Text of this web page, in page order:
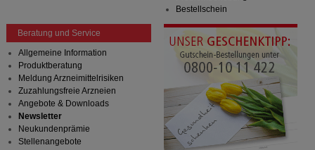
Bestellschein
Beratung und Service
Allgemeine Information
Produktberatung
Meldung Arzneimittelrisiken
Zuzahlungsfreie Arzneien
Angebote & Downloads
Newsletter
Neukundenprämie
Stellenangebote